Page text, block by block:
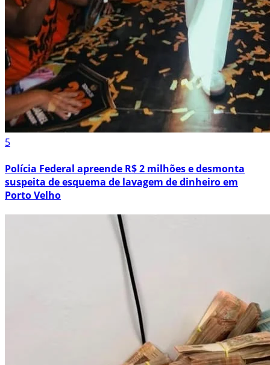
5
Polícia Federal apreende R$ 2 milhões e desmonta
suspeita de esquema de lavagem de dinheiro em
Porto Velho